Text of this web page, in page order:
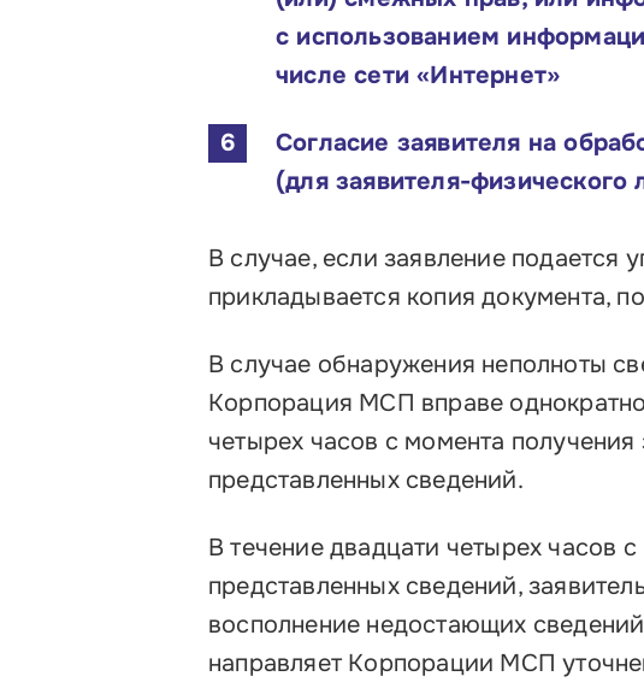
с использованием
числе сети «Интернет»
Согласие заявителя на
(для заявителя-физического
В случае, если заявление
прикладывается копия документа,
В случае обнаружения неполноты
Корпорация МСП вправе
четырех часов с момента
представленных сведений.
В течение двадцати четырех часов
представленных сведений,
восполнение недостающих
направляет Корпорации МСП